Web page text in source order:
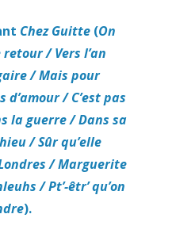
Chez Guitte (On
retour / Vers l’an
/ Mais pour
d’amour / C’est pas
la guerre / Dans sa
/ Sûr qu’elle
/ Marguerite
/ Pt’-êtr’ qu’on
).